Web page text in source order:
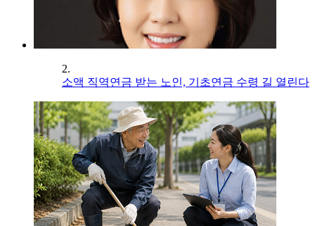
2.
소액 직역연금 받는 노인, 기초연금 수령 길 열린다